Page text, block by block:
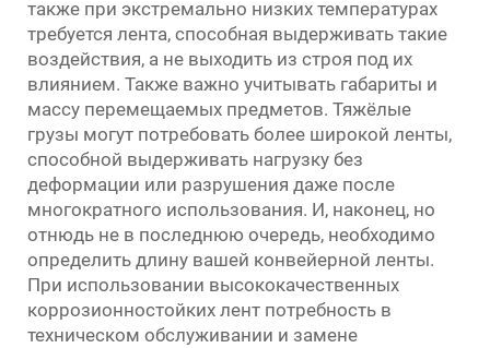
также при экстремально низких температурах
требуется лента, способная выдерживать такие
воздействия, а не выходить из строя под их
влиянием. Также важно учитывать габариты и
массу перемещаемых предметов. Тяжёлые
грузы могут потребовать более широкой ленты,
способной выдерживать нагрузку без
деформации или разрушения даже после
многократного использования. И, наконец, но
отнюдь не в последнюю очередь, необходимо
определить длину вашей конвейерной ленты.
При использовании высококачественных
коррозионностойких лент потребность в
техническом обслуживании и замене